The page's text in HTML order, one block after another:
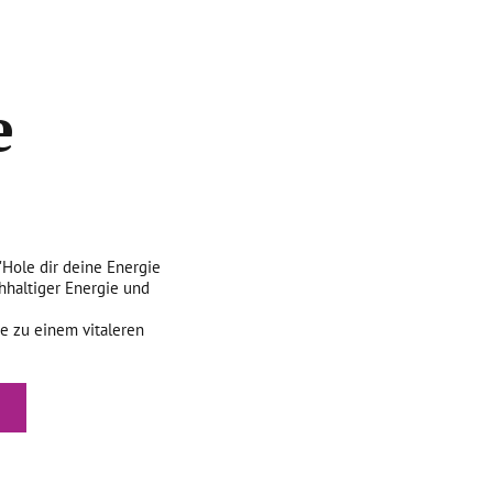
dir deine Energie
Energie und
zu einem vitaleren